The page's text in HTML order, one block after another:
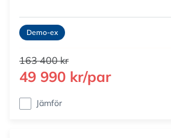
Demo-ex
163 400 kr
49 990 kr/par
Jämför